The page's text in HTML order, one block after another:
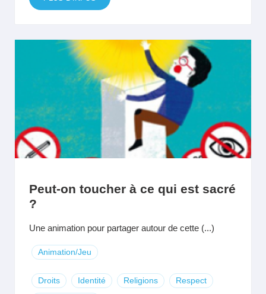
Peut-on toucher à ce qui est sacré
?
Une animation pour partager autour de cette (...)
Animation/Jeu
Droits Identité Religions Respect